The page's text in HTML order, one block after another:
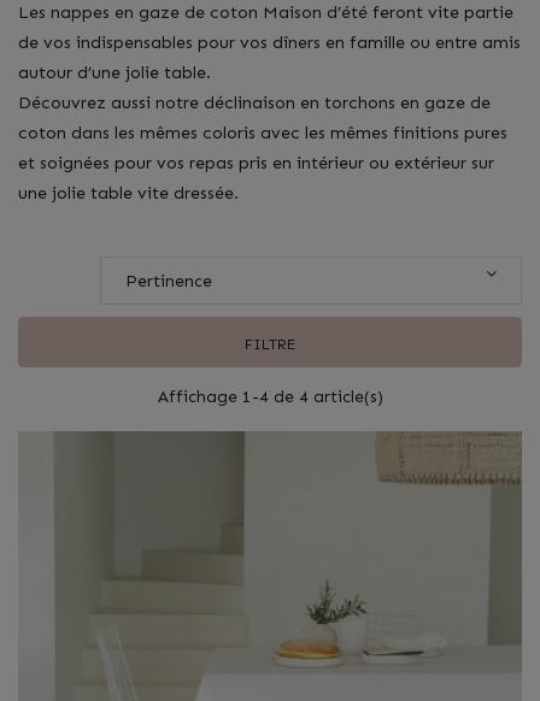
Les nappes en gaze de coton Maison d’été feront vite partie
de vos indispensables pour vos dîners en famille ou entre amis
autour d’une jolie table.
Découvrez aussi notre déclinaison en torchons en gaze de
coton dans les mêmes coloris avec les mêmes finitions pures
et soignées pour vos repas pris en intérieur ou extérieur sur
une jolie table vite dressée.
Pertinence
FILTRE
Affichage 1-4 de 4 article(s)